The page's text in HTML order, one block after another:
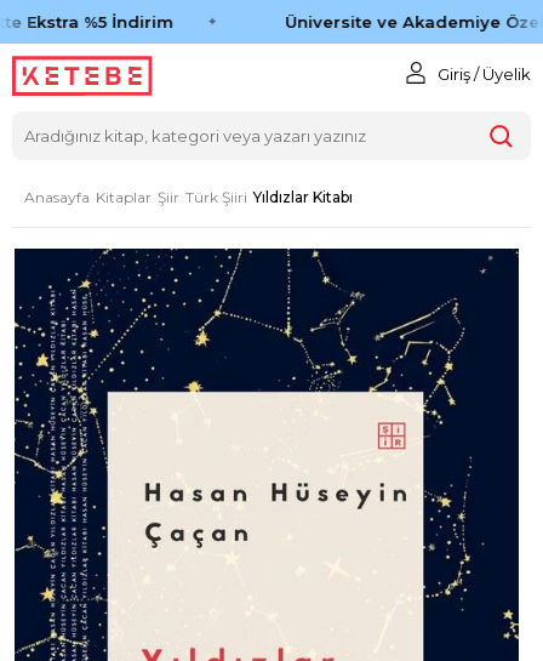
Ekstra %5 İndirim Üniversite ve Akademiye Özel
Giriş / Üyelik
Anasayfa Kitaplar Şiir Türk Şiiri Yıldızlar Kitabı